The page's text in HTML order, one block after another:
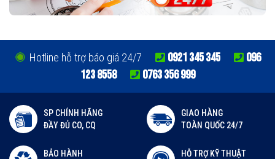
Hotline hỗ trợ báo giá 24/7 0921 345 345
096
123 8558
0763 356 999
SP CHÍNH HÃNG
ĐẦY ĐỦ CO, CQ
GIAO HÀNG
TOÀN QUỐC 24/7
BẢO HÀNH
HỖ TRỢ KỸ THUẬT